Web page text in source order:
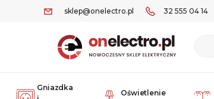
sklep@onelectro.pl 32 555 04 14
Gniazdka
Oświetlenie